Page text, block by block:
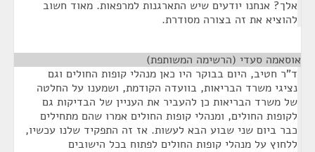
אלך? אנחנו יודעים שיש התארגנות למרפאות. מאוד חשוב
להוציא את זה בצורה מסודרת.
אוסאמה סעדי (הרשימה המשותפת)
ד"ר חטיב, היום בבוקר היו כאן מנהלי קופות החולים וגם
נציגי משרד הבריאות, בוועדה הקודמת, ושמענו על החלטה
של משרד הבריאות כן להעביר את העניין של הבדיקות גם
לקופות החולים, ומנהלי קופות החולים אמרו שהם מתחילים
כבר ביום שני שבוע הבא לעשות. אז זה התפקיד שלנו עכשיו,
ללחוץ על מנהלי קופות החולים לפתוח בכל הישובים